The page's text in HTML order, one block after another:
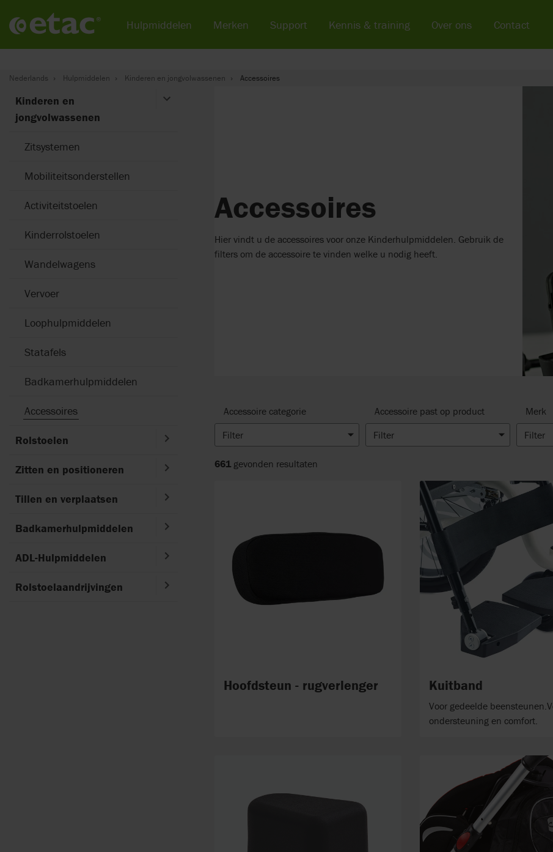
Nederlands Hulpmiddelen Kinderen en jongvolwassenen Accessoires
Kinderen en
jongvolwassenen
Zitsystemen
Mobiliteitsonderstellen
Activiteitstoelen
Kinderrolstoelen
Wandelwagens
Vervoer
Loophulpmiddelen
Statafels
Badkamerhulpmiddelen
Accessoires
Rolstoelen
Zitten en positioneren
Tillen en verplaatsen
Badkamerhulpmiddelen
ADL-Hulpmiddelen
Rolstoelaandrijvingen
Accessoires
Hier vindt u de accessoires voor onze Kinderhulpmiddelen. Gebruik de
filters om de accessoire te vinden welke u nodig heeft.
Accessoire categorie
Filter
Accessoire past op product
Filter
Merk
Filter
661 gevonden resultaten
Hoofdsteun - rugverlenger Kuitband
Voor gedeelde
ondersteuning en comfort.
Hulpmiddelen Merken Support Kennis & training Over ons Contact